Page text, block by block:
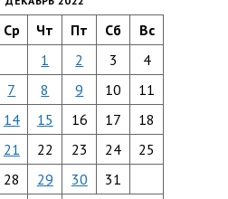
Ср Чт Пт Сб Вс
1 2 3
4
7 8 9 10
11
14 15 16 17
18
21 22 23 24
25
28 29 30 31